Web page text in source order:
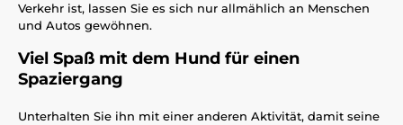
Verkehr ist, lassen Sie es sich nur allmählich an Menschen
und Autos gewöhnen.
Viel Spaß mit dem Hund für einen
Spaziergang
Unterhalten Sie ihn mit einer anderen Aktivität, damit seine